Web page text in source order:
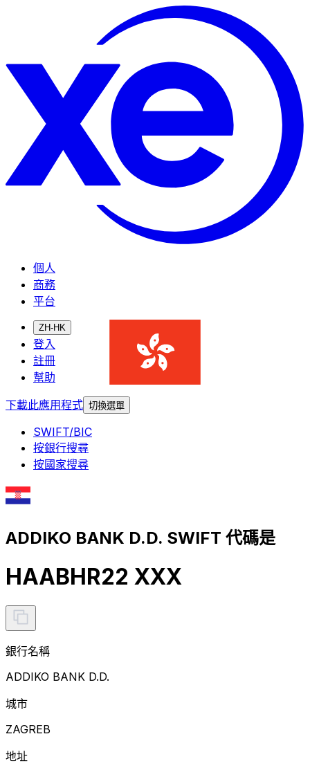
個人
商務
平台
ZH-HK
登入
註冊
幫助
下載此應用程式 切換選單
SWIFT/BIC
按銀行搜尋
按國家搜尋
ADDIKO BANK D.D. SWIFT 代碼是
HAABHR22 XXX
銀行名稱
ADDIKO BANK D.D.
城市
ZAGREB
地址